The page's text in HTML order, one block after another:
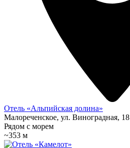
Отель «Альпийская долина»
Малореченское, ул. Виноградная, 18
Рядом с морем
~353 м